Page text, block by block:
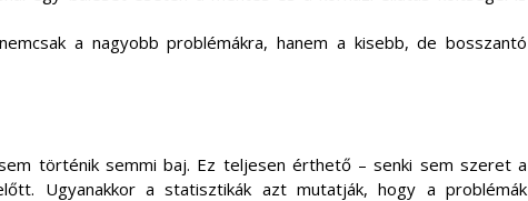
a nagyobb problémákra, hanem a kisebb, de bosszantó
történik semmi baj. Ez teljesen érthető – senki sem szeret a
Ugyanakkor a statisztikák azt mutatják, hogy a problémák